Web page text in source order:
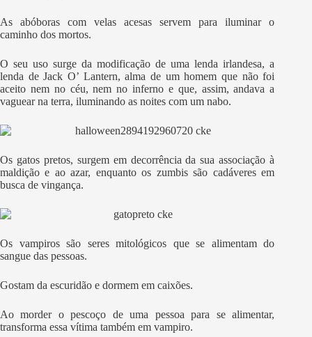
As abóboras com velas acesas servem para iluminar o
caminho dos mortos.
O seu uso surge da modificação de uma lenda irlandesa, a
lenda de Jack O’ Lantern, alma de um homem que não foi
aceito nem no céu, nem no inferno e que, assim, andava a
vaguear na terra, iluminando as noites com um nabo.
Os gatos pretos, surgem em decorrência da sua associação à
maldição e ao azar, enquanto os zumbis são cadáveres em
busca de vingança.
Os vampiros são seres mitológicos que se alimentam do
sangue das pessoas.
Gostam da escuridão e dormem em caixões.
Ao morder o pescoço de uma pessoa para se alimentar,
transforma essa vítima também em vampiro.